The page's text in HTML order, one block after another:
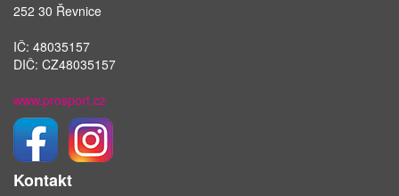
252 30 Řevnice
IČ: 48035157
DIČ: CZ48035157
www.prosport.cz
Kontakt